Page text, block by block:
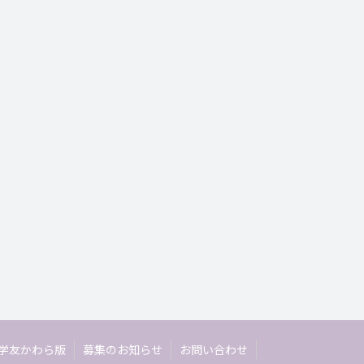
友かわら版 募集のお知らせ お問い合わせ